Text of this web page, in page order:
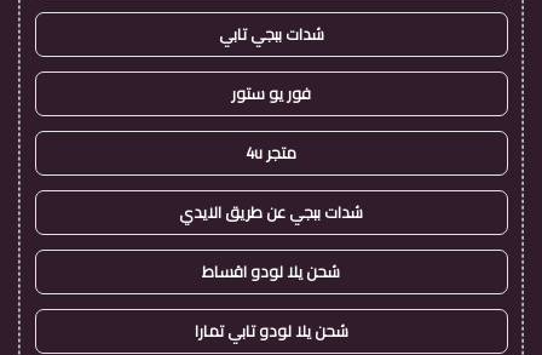
شدات ببجي تابي
فور يو ستور
متجر 4u
شدات ببجي عن طريق الايدي
شحن يلا لودو اقساط
شحن يلا لودو تابي تمارا